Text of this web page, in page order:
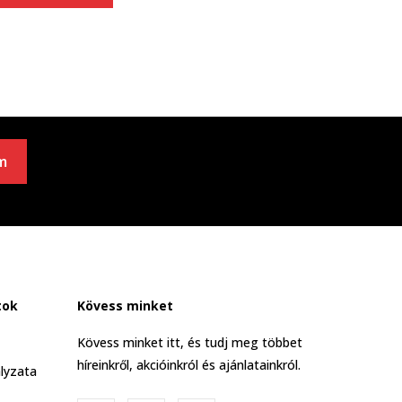
Kövess minket
Kövess minket itt, és tudj meg többet
híreinkről, akcióinkról és ajánlatainkról.